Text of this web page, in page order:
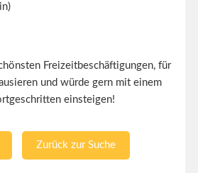
Freizeitbeschäftigungen, für
und würde gern mit einem
einsteigen!
Zurück zur Suche